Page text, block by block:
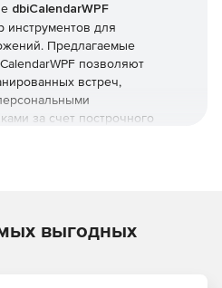
dbiCalendarWPF
инструментов для
Предлагаемые
позволяют
встреч,
за счет построчного
элемента управления ( Multi
Calendar View и Week
в одном удобном WPF –
выгодных